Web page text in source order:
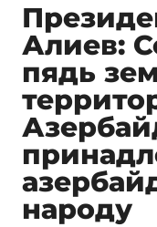
Алиев:
пядь
народу